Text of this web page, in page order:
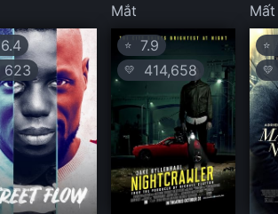
Mắt
Mất
6.4
623
⭐7.9
💛 414,658
⭐
💛